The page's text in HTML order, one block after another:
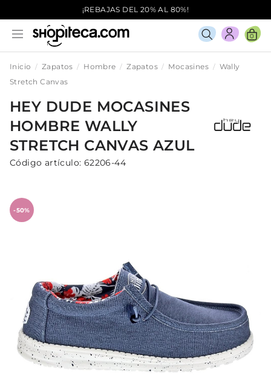
¡REBAJAS DEL 20% AL 80%!
0
Inicio Zapatos Hombre Zapatos Mocasines
Wally
Stretch Canvas
HEY DUDE MOCASINES
HOMBRE WALLY
STRETCH CANVAS AZUL
Código artículo: 62206-44
-50%